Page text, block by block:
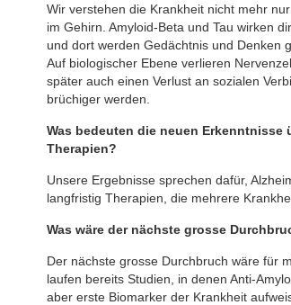
Wir verstehen die Krankheit nicht mehr
im Gehirn. Amyloid-Beta und Tau wirken
und dort werden Gedächtnis und Denken
Auf biologischer Ebene verlieren
später auch einen Verlust an sozialen
brüchiger werden.
Was bedeuten die neuen
Therapien?
Unsere Ergebnisse sprechen dafür,
langfristig Therapien, die mehrere
Was wäre der nächste grosse
Der nächste grosse Durchbruch wäre für
laufen bereits Studien, in denen Anti-
aber erste Biomarker der Krankheit